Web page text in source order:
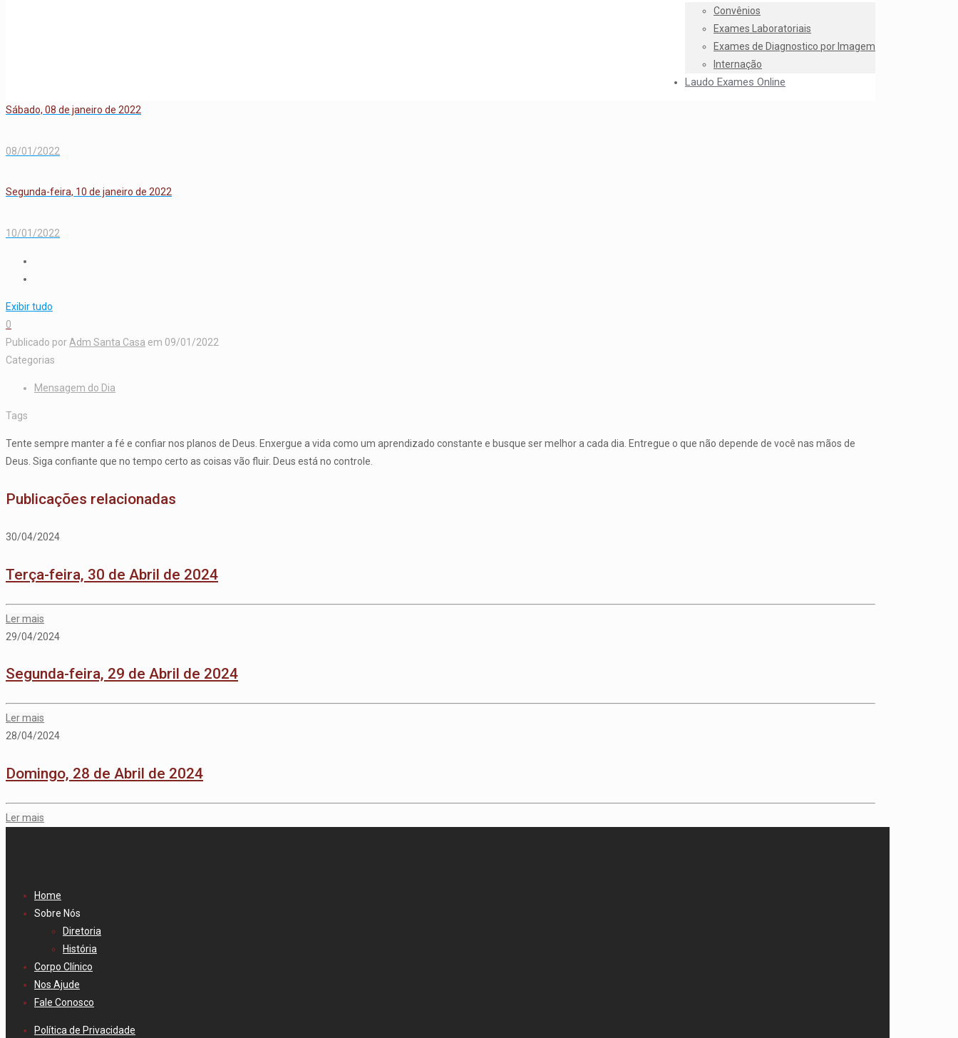
Convênios
Exames Laboratoriais
Exames de Diagnostico por Imagem
Internação
Laudo Exames Online
Sábado, 08 de janeiro de 2022
08/01/2022
Segunda-feira, 10 de janeiro de 2022
10/01/2022
Exibir tudo
0
Publicado por Adm Santa Casa em 09/01/2022
Categorias
Mensagem do Dia
Tags
Tente sempre manter a fé e confiar nos planos de Deus. Enxergue a vida como um aprendizado constante e busque ser melhor a cada dia. Entregue o que não depende de você nas mãos de
Deus. Siga confiante que no tempo certo as coisas vão fluir. Deus está no controle.
Publicações relacionadas
30/04/2024
Terça-feira, 30 de Abril de 2024
Ler mais
29/04/2024
Segunda-feira, 29 de Abril de 2024
Ler mais
28/04/2024
Domingo, 28 de Abril de 2024
Ler mais
Home
Sobre Nós
Diretoria
História
Corpo Clínico
Nos Ajude
Fale Conosco
Política de Privacidade